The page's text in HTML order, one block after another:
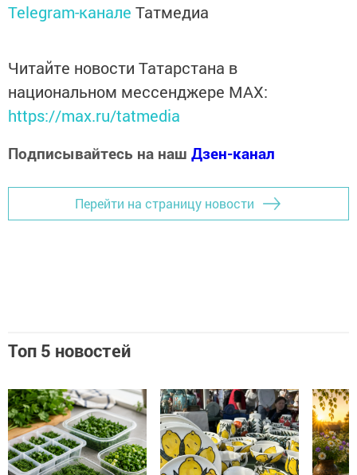
Telegram-канале Татмедиа
Читайте новости Татарстана в
национальном мессенджере MАХ:
https://max.ru/tatmedia
Подписывайтесь на наш Дзен-канал
Перейти на страницу новости
Топ 5 новостей